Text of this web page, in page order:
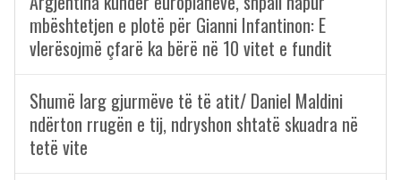
mbështetjen e plotë për Gianni Infantinon: E
vlerësojmë çfarë ka bërë në 10 vitet e fundit
Shumë larg gjurmëve të të atit/ Daniel Maldini
ndërton rrugën e tij, ndryshon shtatë skuadra në
tetë vite